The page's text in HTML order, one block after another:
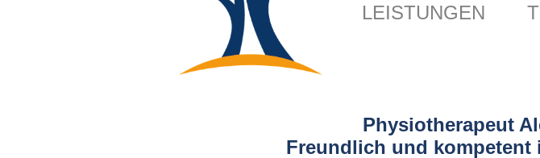
LEISTUNGEN
Physiotherapeut
Freundlich und kompetent